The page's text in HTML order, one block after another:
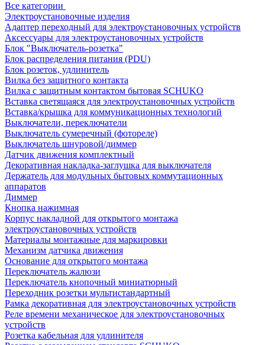
Все категории
Электроустановочные изделия
Адаптер переходный для электроустановочных устройств
Аксессуары для электроустановочных устройств
Блок "Выключатель-розетка"
Блок распределения питания (PDU)
Блок розеток, удлинитель
Вилка без защитного контакта
Вилка с защитным контактом бытовая SCHUKO
Вставка светящаяся для электроустановочных устройств
Вставка/крышка для коммуникационных технологий
Выключатели, переключатели
Выключатель сумеречный (фотореле)
Выключатель шнуровой/диммер
Датчик движения комплектный
Декоративная накладка-заглушка для выключателя
Держатель для модульных бытовых коммутационных
аппаратов
Диммер
Кнопка нажимная
Корпус накладной для открытого монтажа
электроустановочных устройств
Материалы монтажные для маркировки
Механизм датчика движения
Основание для открытого монтажа
Переключатель жалюзи
Переключатель кнопочный миниатюрный
Переходник розетки мультистандартный
Рамка декоративная для электроустановочных устройств
Реле времени механическое для электроустановочных
устройств
Розетка кабельная для удлинителя